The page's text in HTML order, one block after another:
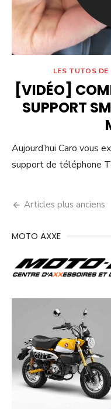
LES TUTOS DE
[VIDÉO]
SUPPORT
Aujourd’hui Caro vous
support de téléphone
Navigation
Articles plus anciens
MOTO AXXE